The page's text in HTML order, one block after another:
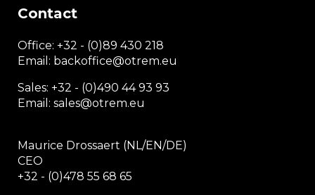
Contact
Office: +32 - (0)89 430 218
Email: backoffice@otrem.eu
Sales: +32 - (0)490 44 93 93
Email: sales@otrem.eu
Maurice Drossaert (NL/EN/DE)
CEO
+32 - (0)478 55 68 65